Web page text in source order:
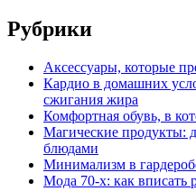
Рубрики
Аксессуары, которые
Кардио в домашних
сжигания жира
Комфортная обувь, в
Магические
блюдами
Минимализм в
Мода 70-х: как вписать